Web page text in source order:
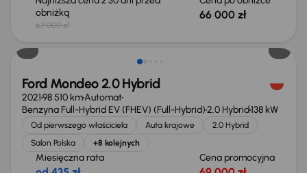
obniżką
67 000 zł
66 000 zł
Taniej o 1 000 zł
Ford Mondeo 2.0 Hybrid
202198 510 kmAutomat
Benzyna Full-Hybrid EV (FHEV) (Full-Hybrid)2.0 Hybrid138 kW
Od pierwszego właściciela Auta krajowe
2.0 Hybrid
Salon Polska
+8 kolejnych
Miesięczna rata Cena promocyjna